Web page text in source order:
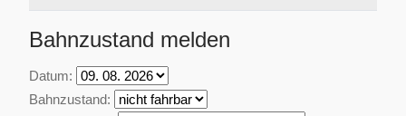
Bahnzustand melden
Datum:
Bahnzustand: